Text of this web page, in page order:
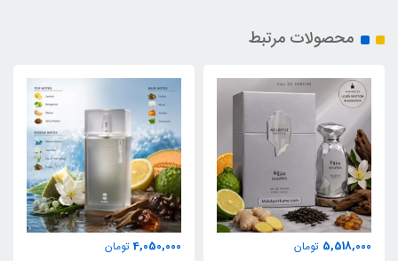
محصولات مرتبط
4,050,000 تومان
1,980,000 تومان